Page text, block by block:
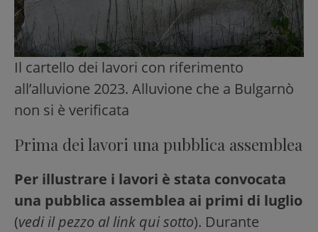
Il cartello dei lavori con riferimento
all’alluvione 2023. Alluvione che a Bulgarnò
non si è verificata
Prima dei lavori una pubblica assemblea
Per illustrare i lavori è stata convocata
una pubblica assemblea ai primi di luglio
(vedi il pezzo al link qui sotto). Durante